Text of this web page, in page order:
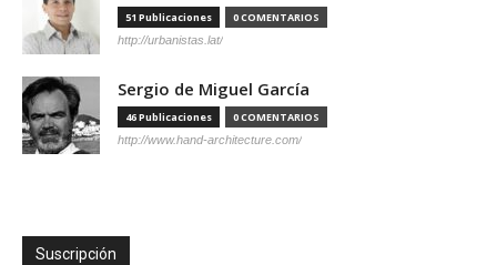
51 Publicaciones 0 COMENTARIOS
http://urbanistas.lat/
Sergio de Miguel García
46 Publicaciones 0 COMENTARIOS
http://www.hand-architecture.com/
Suscripción